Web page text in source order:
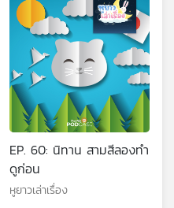
EP. 60: นิทาน สามสีลองทำ
ดูก่อน
หูยาวเล่าเรื่อง